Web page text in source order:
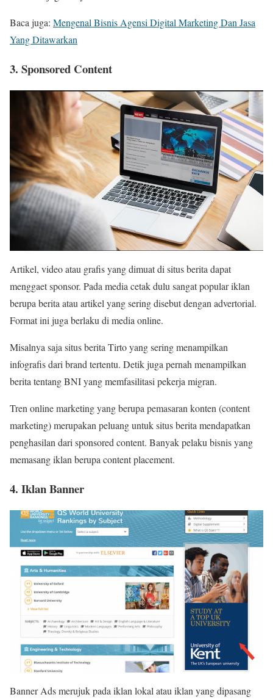
Baca juga: Mengenal Bisnis Agensi Digital Marketing Dan Jasa
Yang Ditawarkan
3. Sponsored Content
Artikel, video atau grafis yang dimuat di situs berita dapat
menggaet sponsor. Pada media cetak dulu sangat popular iklan
berupa berita atau artikel yang sering disebut dengan advertorial.
Format ini juga berlaku di media online.
Misalnya saja situs berita Tirto yang sering menampilkan
infografis dari brand tertentu. Detik juga pernah menampilkan
berita tentang BNI yang memfasilitasi pekerja migran.
Tren online marketing yang berupa pemasaran konten (content
marketing) merupakan peluang untuk situs berita mendapatkan
penghasilan dari sponsored content. Banyak pelaku bisnis yang
memasang iklan berupa content placement.
4. Iklan Banner
Banner Ads merujuk pada iklan lokal atau iklan yang dipasang